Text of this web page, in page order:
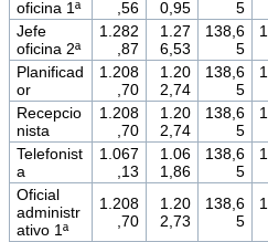
oficina 1ª
,56
0,95
5
Jefe
oficina 2ª
1.282
,87
1.27
6,53
138,6
5
Planificad
or
1.208
,70
1.20
2,74
138,6
5
Recepcio
nista
1.208
,70
1.20
2,74
138,6
5
Telefonist
a
1.067
,13
1.06
1,86
138,6
5
Oficial
administr
ativo 1ª
1.208
,70
1.20
2,73
138,6
5